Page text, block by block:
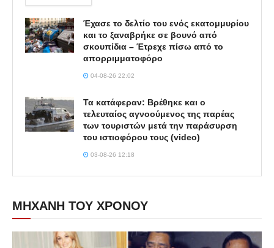
Έχασε το δελτίο του ενός εκατομμυρίου
και το ξαναβρήκε σε βουνό από
σκουπίδια – Έτρεχε πίσω από το
απορριμματοφόρο
04-08-26 22:02
Τα κατάφεραν: Βρέθηκε και ο
τελευταίος αγνοούμενος της παρέας
των τουριστών μετά την παράσυρση
του ιστιοφόρου τους (video)
03-08-26 12:18
ΜΗΧΑΝΗ ΤΟΥ ΧΡΟΝΟΥ